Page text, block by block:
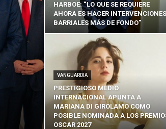
HARBOE: “LO QUE SE REQUIERE
AHORA ES HACER INTERVENCIONES
BARRIALES MÁS DE FONDO”
VANGUARDIA
PRESTIGIOSO MEDIO
INTERNACIONAL APUNTA A
MARIANA DI GIROLAMO COMO
POSIBLE NOMINADA A LOS
OSCAR 2027